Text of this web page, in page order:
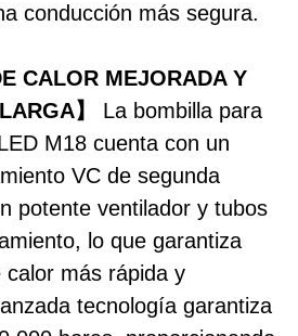
conducción más segura.
CALOR MEJORADA Y
】 La bombilla para
M18 cuenta con un
VC de segunda
potente ventilador y tubos
lo que garantiza
calor más rápida y
tecnología garantiza